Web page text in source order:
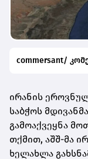
commersant/
ირანის
საბჭოს
გამოაქვეყნა
თქმით, აშშ-მა
ხელახლა